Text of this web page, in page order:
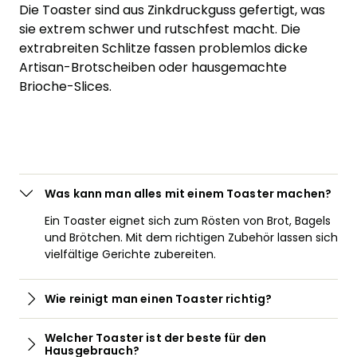
Die Toaster sind aus Zinkdruckguss gefertigt, was
sie extrem schwer und rutschfest macht. Die
extrabreiten Schlitze fassen problemlos dicke
Artisan-Brotscheiben oder hausgemachte
Brioche-Slices.
Was kann man alles mit einem Toaster machen?
Ein Toaster eignet sich zum Rösten von Brot, Bagels
und Brötchen. Mit dem richtigen Zubehör lassen sich
vielfältige Gerichte zubereiten.
Wie reinigt man einen Toaster richtig?
entleert und das Gerät mit einem feuchten Tuch
Welcher Toaster ist der beste für den
Hausgebrauch?